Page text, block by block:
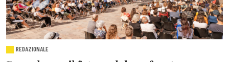
REDAZIONALE